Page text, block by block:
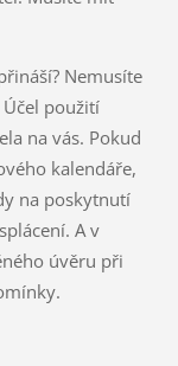
Nemusíte
použití
na vás. Pokud
kalendáře,
na poskytnutí
A v
úvěru při